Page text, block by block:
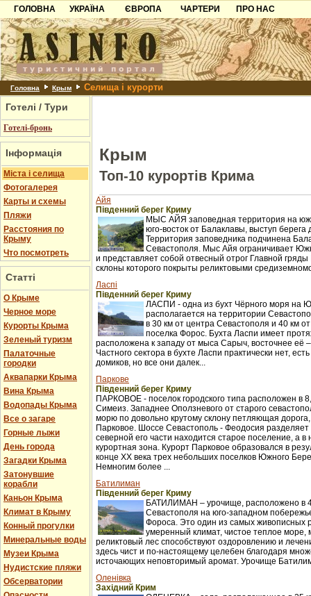
ГОЛОВНА
УКРАЇНА
Карпати
Азов
Причорноморря
Шацьк
ЄВРОПА
Чорногорія
Хорватія
Болгарія
Албанія
ЧАРТЕРИ
ПРО НАС
Контакти
Партнерам
Додати готель
Головна Крым Селища і курорти
Готелі / Тури
Готелі-бронь
Інформація
Міста і селища
Фотогалерея
Карты и схемы
Пляжи
Расстояния по
Крыму
Что посмотреть
Статті
О Крыме
Черное море
Курорты Крыма
Зеленый туризм
Палаточные
городки
Аквапарки Крыма
Вина Крыма
Водопады Крыма
Все о загаре
Горные лыжи
День города
Загадки Крыма
Затонувшие
корабли
Каньон Крыма
Климат в Крыму
Конный прогулки
Минеральные воды
Музеи Крыма
Нудистские пляжи
Обсерватории
Крым
Топ-10 курортів Крима
Айя
Південний берег Криму
МЫС АЙЯ заповедная территория на
юго-восток от Балаклавы, выступ
Территория заповедника подчинена
Севастополя. Мыс Айя ограничивает
и представляет собой отвесный отрог Главной
склоны которого покрыты реликтовыми
Ласпі
Південний берег Криму
ЛАСПИ - одна из бухт Чёрного моря на
располагается на территории
в 30 км от центра Севастополя и 40 км
поселка Форос. Бухта Ласпи имеет
расположена к западу от мыса Сарыч, восточнее её
Частного сектора в бухте Ласпи практически нет,
домиков, но все они далек...
Паркове
Південний берег Криму
ПАРКОВОЕ - поселок городского типа расположен в
Симеиз. Западнее Оползневого от старого
морю по довольно крутому склону петляющая
Парковое. Шоссе Севастополь - Феодосия разделяет
северной его части находится старое поселение, а
курортная зона. Курорт Парковое образовался в
конце XX века трех небольших поселков Южного
Немногим более ...
Батилиман
Південний берег Криму
БАТИЛИМАН – урочище, расположено в
Севастополя на юго-западном
Фороса. Это один из самых живописных
умеренный климат, чистое теплое
реликтовый лес способствуют оздоровлению и
здесь чист и по-настоящему целебен благодаря
источающих неповторимый аромат. Урочище
Оленівка
Західний Крим